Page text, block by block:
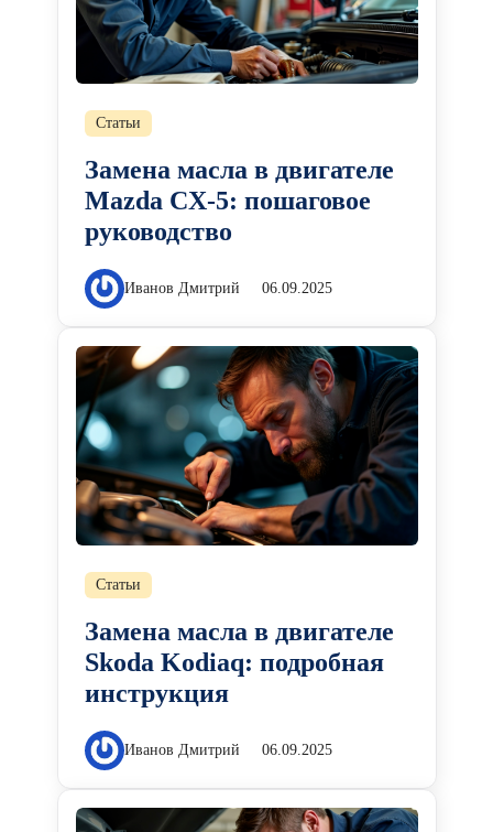
Статьи
Замена масла в двигателе
Mazda CX-5: пошаговое
руководство
Иванов Дмитрий 06.09.2025
Статьи
Замена масла в двигателе
Skoda Kodiaq: подробная
инструкция
Иванов Дмитрий 06.09.2025